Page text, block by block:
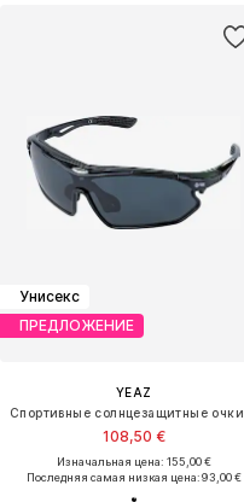
Унисекс
ПРЕДЛОЖЕНИЕ
YEAZ
108,50 €
Изначальная цена: 155,00 €
Последняя самая низкая цена:93,00 €